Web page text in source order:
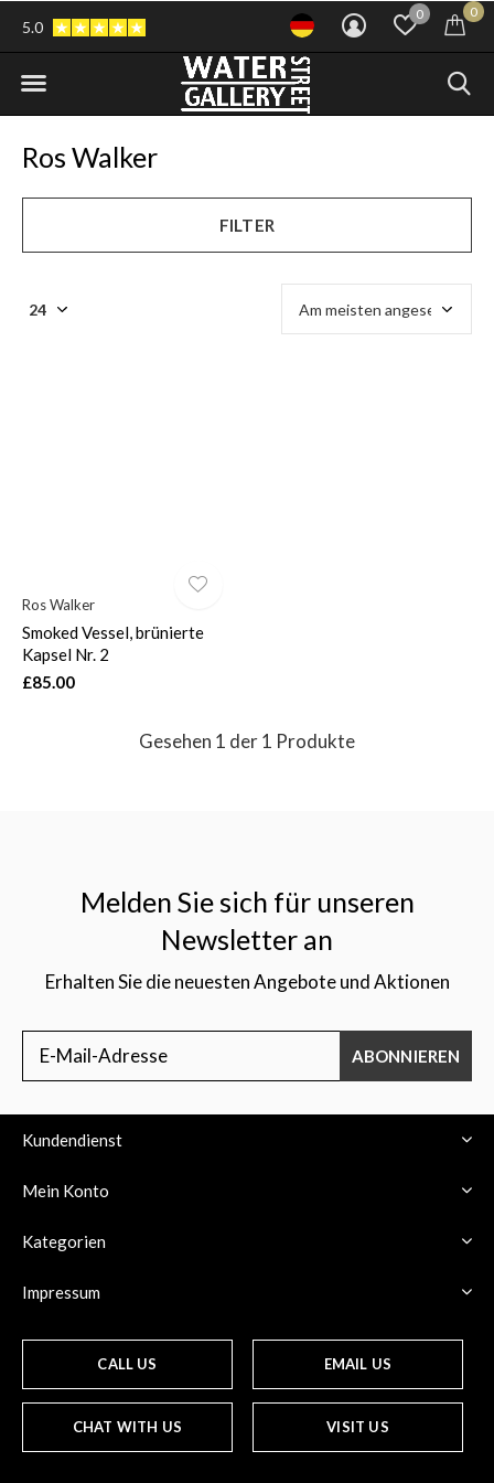
0 0
5.0
Ros Walker
FILTER
Ros Walker
Smoked Vessel, brünierte
Kapsel Nr. 2
£85.00
Gesehen 1 der 1 Produkte
Melden Sie sich für unseren
Newsletter an
Erhalten Sie die neuesten Angebote und Aktionen
ABONNIEREN
Kundendienst
Mein Konto
Kategorien
Impressum
CALL US EMAIL US
CHAT WITH US VISIT US